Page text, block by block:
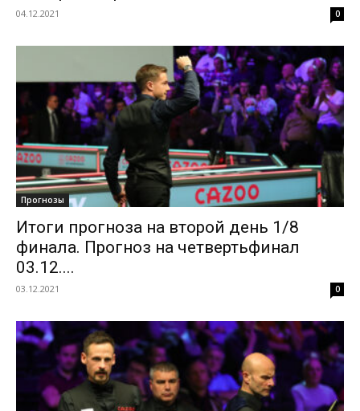
04.12.2021 0
Прогнозы
Итоги прогноза на второй день 1/8
финала. Прогноз на четвертьфинал
03.12....
03.12.2021 0